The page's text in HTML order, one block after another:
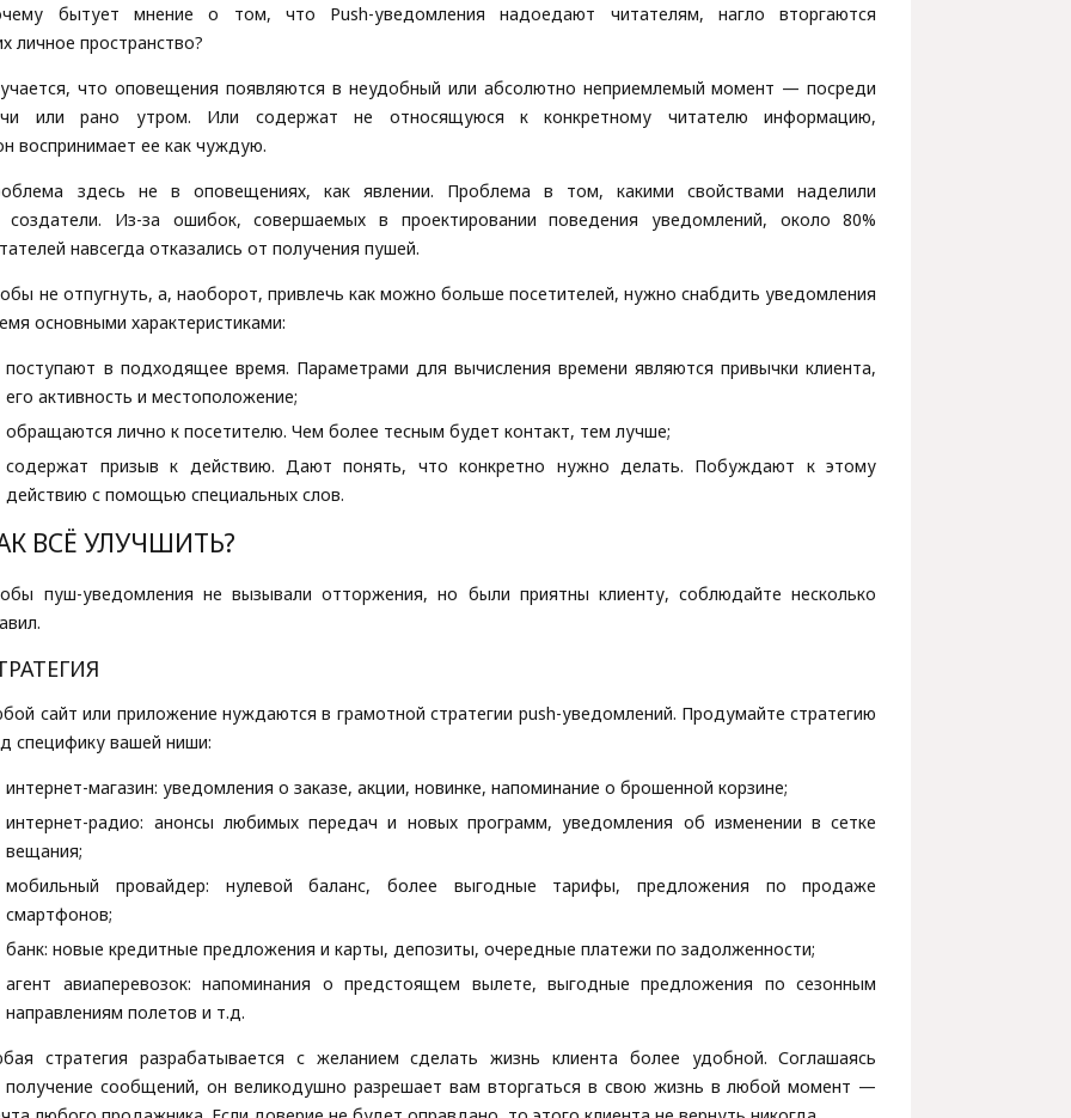
бытует мнение о том, что Push-уведомления надоедают читателям, нагло вторгаются
личное пространство?
что оповещения появляются в неудобный или абсолютно неприемлемый момент — посреди
или рано утром. Или содержат не относящуюся к конкретному читателю информацию,
воспринимает ее как чуждую.
здесь не в оповещениях, как явлении. Проблема в том, какими свойствами наделили
создатели. Из-за ошибок, совершаемых в проектировании поведения уведомлений, около 80%
навсегда отказались от получения пушей.
не отпугнуть, а, наоборот, привлечь как можно больше посетителей, нужно снабдить уведомления
основными характеристиками:
поступают в подходящее время. Параметрами для вычисления времени являются привычки клиента,
его активность и местоположение;
обращаются лично к посетителю. Чем более тесным будет контакт, тем лучше;
содержат призыв к действию. Дают понять, что конкретно нужно делать. Побуждают к этому
действию с помощью специальных слов.
ВСЁ УЛУЧШИТЬ?
пуш-уведомления не вызывали отторжения, но были приятны клиенту, соблюдайте несколько
сайт или приложение нуждаются в грамотной стратегии push-уведомлений. Продумайте стратегию
специфику вашей ниши:
интернет-магазин: уведомления о заказе, акции, новинке, напоминание о брошенной корзине;
интернет-радио: анонсы любимых передач и новых программ, уведомления об изменении в сетке
вещания;
мобильный провайдер: нулевой баланс, более выгодные тарифы, предложения по продаже
смартфонов;
банк: новые кредитные предложения и карты, депозиты, очередные платежи по задолженности;
агент авиаперевозок: напоминания о предстоящем вылете, выгодные предложения по сезонным
направлениям полетов и т.д.
стратегия разрабатывается с желанием сделать жизнь клиента более удобной. Соглашаясь
получение сообщений, он великодушно разрешает вам вторгаться в свою жизнь в любой момент —